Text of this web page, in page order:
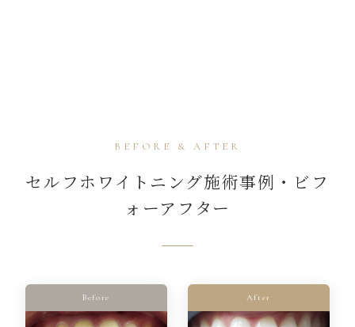
BEFORE & AFTER
セルフホワイトニング施術事例・ビフ
ォーアフター
Before After